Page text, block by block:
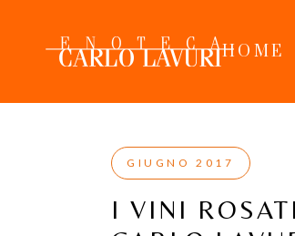
content
HOME
GIUGNO 2017
I VINI